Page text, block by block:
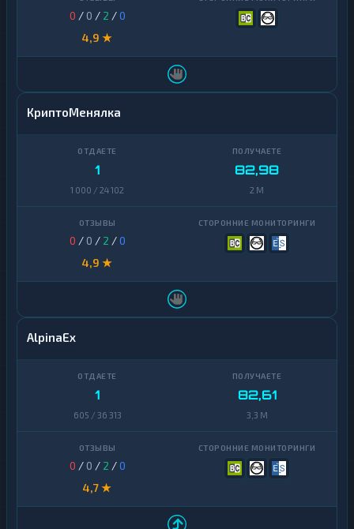
0 / 0 / 2 /0
4,9 ★
КриптоМенялка
1
1 000 / 24 102
82,98
2 M
0 / 0 / 2 /0
4,9 ★
AlpinaEx
1
605 / 36 313
82,61
3,3 M
0 / 0 / 2 /0
4,7 ★